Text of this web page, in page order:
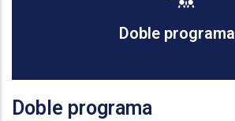
Doble programa
Doble programa